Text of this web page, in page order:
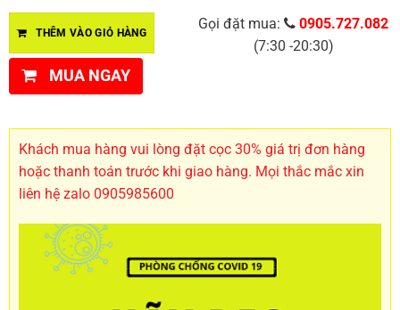
THÊM VÀO GIỎ HÀNG
MUA NGAY
Gọi đặt mua:
0905.727.082
(7:30 -20:30)
Khách mua hàng vui lòng đặt cọc 30% giá trị đơn hàng
hoặc thanh toán trước khi giao hàng. Mọi thắc mắc xin
liên hệ zalo 0905985600